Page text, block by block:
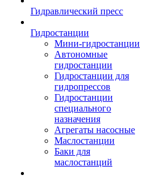
Гидравлический пресс
Гидростанции
Мини-гидростанции
Автономные
гидростанции
Гидростанции для
гидропрессов
Гидростанции
специального
назначения
Агрегаты насосные
Маслостанции
Баки для
маслостанций